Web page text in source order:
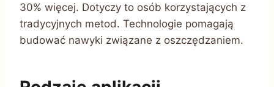
30% więcej. Dotyczy to osób korzystających z
tradycyjnych metod. Technologie pomagają
budować nawyki związane z oszczędzaniem.